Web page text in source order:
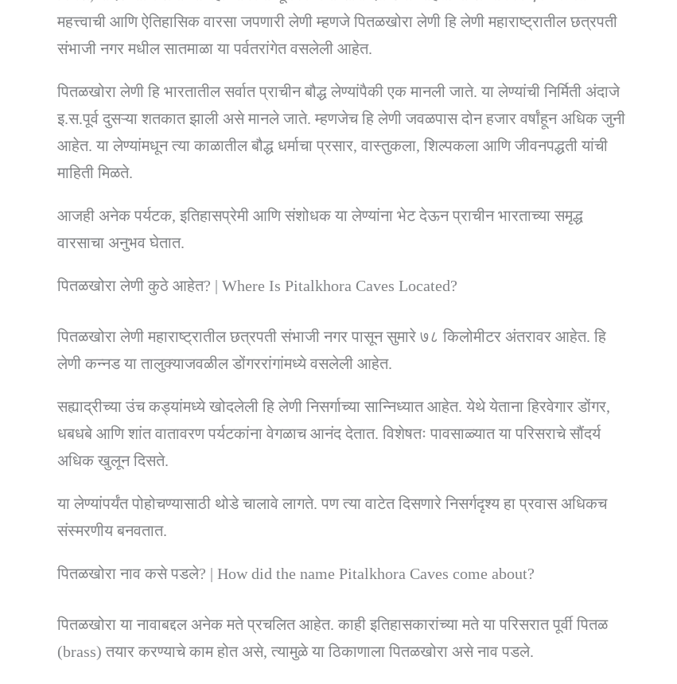
महत्त्वाची आणि ऐतिहासिक वारसा जपणारी लेणी म्हणजे पितळखोरा लेणी हि लेणी महाराष्ट्रातील छत्रपती
संभाजी नगर मधील सातमाळा या पर्वतरांगेत वसलेली आहेत.
पितळखोरा लेणी हि भारतातील सर्वात प्राचीन बौद्ध लेण्यांपैकी एक मानली जाते. या लेण्यांची निर्मिती अंदाजे
इ.स.पूर्व दुसऱ्या शतकात झाली असे मानले जाते. म्हणजेच हि लेणी जवळपास दोन हजार वर्षांहून अधिक जुनी
आहेत. या लेण्यांमधून त्या काळातील बौद्ध धर्माचा प्रसार, वास्तुकला, शिल्पकला आणि जीवनपद्धती यांची
माहिती मिळते.
आजही अनेक पर्यटक, इतिहासप्रेमी आणि संशोधक या लेण्यांना भेट देऊन प्राचीन भारताच्या समृद्ध
वारसाचा अनुभव घेतात.
पितळखोरा लेणी कुठे आहेत? | Where Is Pitalkhora Caves Located?
पितळखोरा लेणी महाराष्ट्रातील छत्रपती संभाजी नगर पासून सुमारे ७८ किलोमीटर अंतरावर आहेत. हि
लेणी कन्नड या तालुक्याजवळील डोंगररांगांमध्ये वसलेली आहेत.
सह्याद्रीच्या उंच कड्यांमध्ये खोदलेली हि लेणी निसर्गाच्या सान्निध्यात आहेत. येथे येताना हिरवेगार डोंगर,
धबधबे आणि शांत वातावरण पर्यटकांना वेगळाच आनंद देतात. विशेषतः पावसाळ्यात या परिसराचे सौंदर्य
अधिक खुलून दिसते.
या लेण्यांपर्यंत पोहोचण्यासाठी थोडे चालावे लागते. पण त्या वाटेत दिसणारे निसर्गदृश्य हा प्रवास अधिकच
संस्मरणीय बनवतात.
पितळखोरा नाव कसे पडले? | How did the name Pitalkhora Caves come about?
पितळखोरा या नावाबद्दल अनेक मते प्रचलित आहेत. काही इतिहासकारांच्या मते या परिसरात पूर्वी पितळ
(brass) तयार करण्याचे काम होत असे, त्यामुळे या ठिकाणाला पितळखोरा असे नाव पडले.